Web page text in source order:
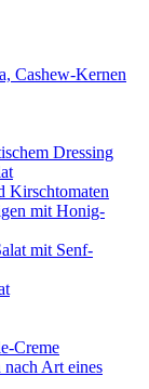
Cashew-Kernen
Dressing
Kirschtomaten
mit Honig-
mit Senf-
Creme
nach Art eines